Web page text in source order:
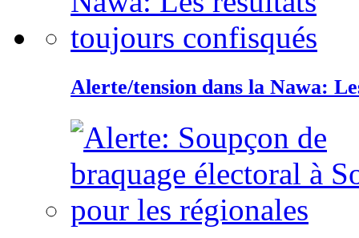
Alerte/tension dans la Nawa: